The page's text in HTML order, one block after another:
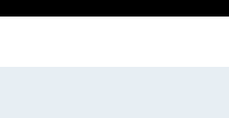
та / або
обмежена